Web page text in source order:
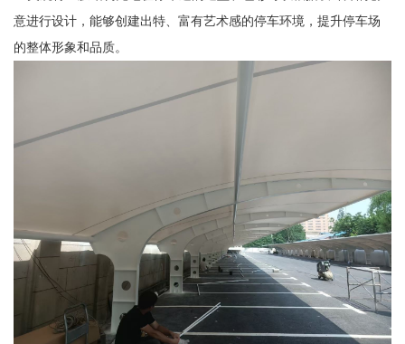
意进行设计，能够创建出特、富有艺术感的停车环境，提升停车场
的整体形象和品质。